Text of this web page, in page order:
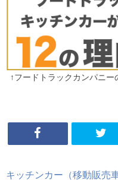
↑フードトラックカンパニ
キッチンカー（移動販売